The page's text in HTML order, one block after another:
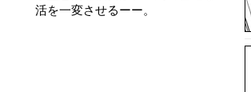
活を一変させるーー。